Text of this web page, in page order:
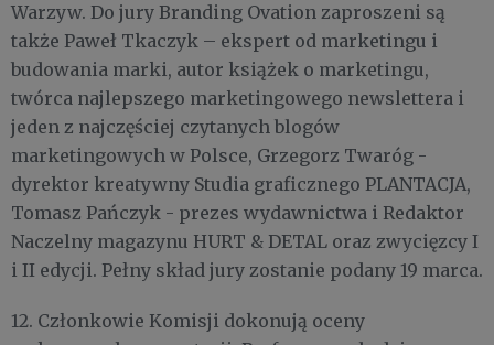
Warzyw. Do jury Branding Ovation zaproszeni są
także Paweł Tkaczyk – ekspert od marketingu i
budowania marki, autor książek o marketingu,
twórca najlepszego marketingowego newslettera i
jeden z najczęściej czytanych blogów
marketingowych w Polsce, Grzegorz Twaróg -
dyrektor kreatywny Studia graficznego PLANTACJA,
Tomasz Pańczyk - prezes wydawnictwa i Redaktor
Naczelny magazynu HURT & DETAL oraz zwycięzcy I
i II edycji. Pełny skład jury zostanie podany 19 marca.
12. Członkowie Komisji dokonują oceny